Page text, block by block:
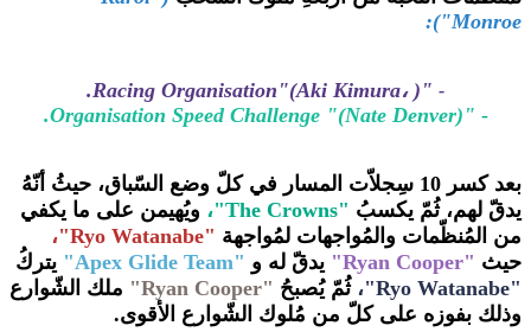
Monroe"):
- "( ،Racing Organisation"(Aki Kimura.
-
"(Organisation Speed Challenge "(Nate Denver.
بعد كسر 10 سِجلاّت المسار في كلّ وضع السّباق، حيثُ أنّهُ
يدقّ لهم، ثُمّ يكسبُ "The Crowns"،
ويُهيمن على ما يكفي
من المُنظّمات والمُواجهات لمُواجهة "
Ryo Watanabe"،
حيث "Ryan Cooper" يدقّ له و "Apex Glide Team"
يتركُ
"
Ryo Watanabe"، ثُمّ يُصبحُ "Ryan Cooper"
ملك الشّوارع
وذلك بفوزه على كلّ من مُلوك الشّوارع الأقوى.